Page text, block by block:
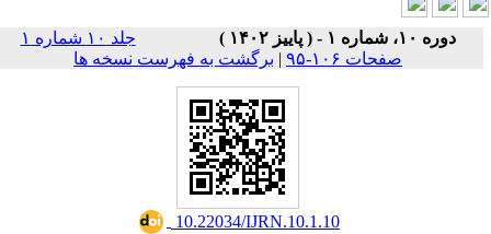
دوره ۱۰، شماره ۱ - ( پاییز ۱۴۰۲ )
جلد ۱۰ شماره ۱
صفحات ۱۰۶-۹۵
|برگشت به فهرست نسخه ها
‎ 10.22034/IJRN.10.1.10